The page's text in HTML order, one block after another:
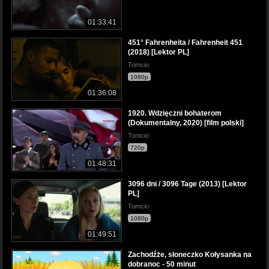
01:33:41
01:36:08
451° Fahrenheita / Fahrenheit 451
(2018) [Lektor PL]
Tomcio
1080p
01:48:31
1920. Wdzięczni bohaterom
(Dokumentalny, 2020) [film polski]
Tomcio
720p
01:49:51
3096 dni / 3096 Tage (2013) [Lektor
PL]
Tomcio
1080p
Zachodźże, słoneczko Kołysanka na
dobranoc - 50 minut